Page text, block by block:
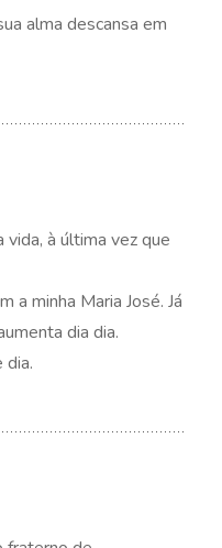
alma descansa em
vida, à última vez que
a minha Maria José. Já
dia dia.